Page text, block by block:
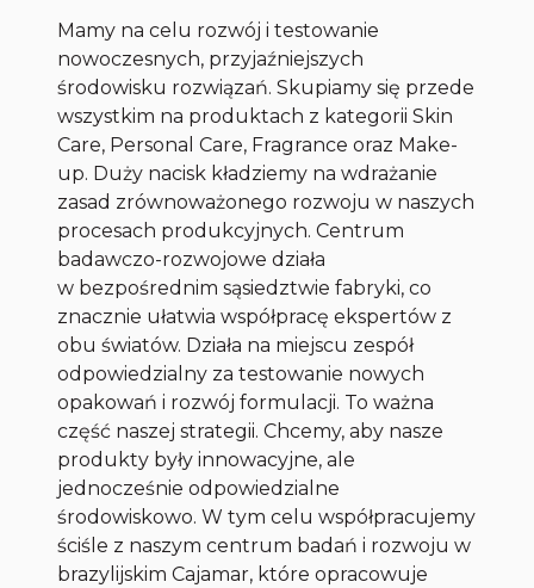
Mamy na celu rozwój i testowanie
nowoczesnych, przyjaźniejszych
środowisku rozwiązań. Skupiamy się przede
wszystkim na produktach z kategorii Skin
Care, Personal Care, Fragrance oraz Make-
up. Duży nacisk kładziemy na wdrażanie
zasad zrównoważonego rozwoju w naszych
procesach produkcyjnych. Centrum
badawczo-rozwojowe działa
w bezpośrednim sąsiedztwie fabryki, co
znacznie ułatwia współpracę ekspertów z
obu światów. Działa na miejscu zespół
odpowiedzialny za testowanie nowych
opakowań i rozwój formulacji. To ważna
część naszej strategii. Chcemy, aby nasze
produkty były innowacyjne, ale
jednocześnie odpowiedzialne
środowiskowo. W tym celu współpracujemy
ściśle z naszym centrum badań i rozwoju w
brazylijskim Cajamar, które opracowuje